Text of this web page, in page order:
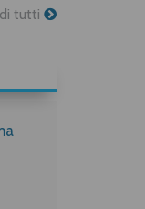
tutti